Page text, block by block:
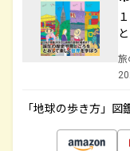
旅
「地球の歩き方」図